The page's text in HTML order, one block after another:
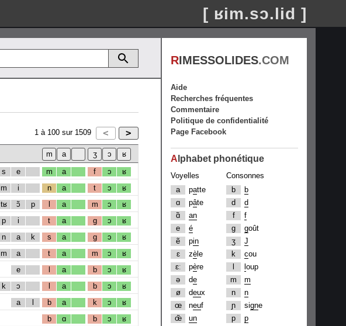
[ ʁim.sɔ.lid ]
1 à 100 sur 1509
s e m a f ɔ ʁ
m i n a t ɔ ʁ
tʁ ɔ̃ p l a m ɔ ʁ
p i t a g ɔ ʁ
n a k s a g ɔ ʁ
m a t a m ɔ ʁ
e l a b ɔ ʁ
k ɔ l a b ɔ ʁ
a l b a k ɔ ʁ
b ɑ b ɔ ʁ
RIMESSOLIDES.COM
Aide
Recherches fréquentes
Commentaire
Politique de confidentialité
Page Facebook
A lphabet phonétique
Voyelles
a
patte
ɑ
pâte
ɑ̃
an
e
é
ẽ
pin
ɛ
zè le
ɛː
père
ə
de
ø
deux
œ
neuf
œ̃
un
Consonnes
b
b
d
d
f
f
g
goût
ʒ
J
k
cou
oup
m
m
n
n
ɲ
signe
p
p